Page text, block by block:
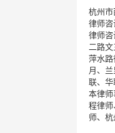
杭州
律师
律师
二路
萍水
月、
联、华
本律
程律
师、